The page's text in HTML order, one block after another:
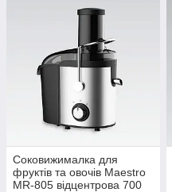
Соковижималка для
фруктів та овочів Maestro
MR-805 відцентрова 700